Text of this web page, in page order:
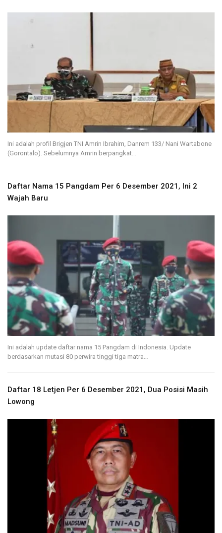
Ini adalah profil Brigjen TNI Amrin Ibrahim, Danrem 133/ Nani Wartabone
(Gorontalo). Sebelumnya Amrin berpangkat…
Daftar Nama 15 Pangdam Per 6 Desember 2021, Ini 2
Wajah Baru
Ini adalah update daftar nama 15 Pangdam di Indonesia. Update
berdasarkan mutasi 80 perwira tinggi tiga matra…
Daftar 18 Letjen Per 6 Desember 2021, Dua Posisi Masih
Lowong